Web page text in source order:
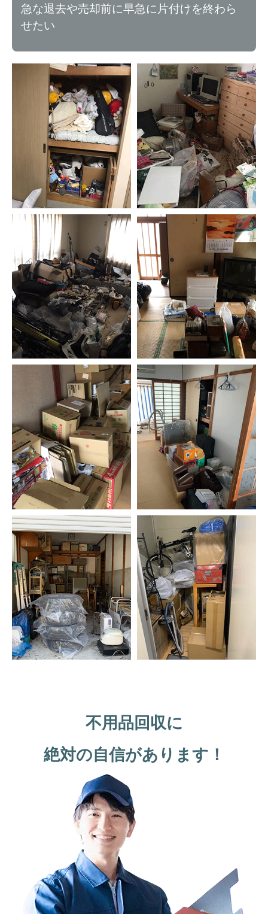
急な退去や売却前に早急に片付けを終わら
せたい
不用品回収に
絶対の自信があります！